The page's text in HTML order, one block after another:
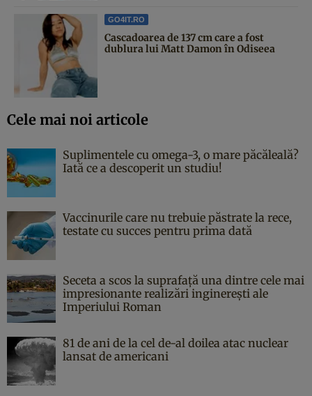
GO4IT.RO
Cascadoarea de 137 cm care a fost
dublura lui Matt Damon în Odiseea
Cele mai noi articole
Suplimentele cu omega-3, o mare păcăleală?
Iată ce a descoperit un studiu!
Vaccinurile care nu trebuie păstrate la rece,
testate cu succes pentru prima dată
Seceta a scos la suprafață una dintre cele mai
impresionante realizări inginerești ale
Imperiului Roman
81 de ani de la cel de-al doilea atac nuclear
lansat de americani